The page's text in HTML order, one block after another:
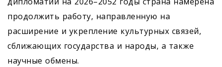
продолжить работу, направленную на
расширение и укреп­ление культурных связей,
сближающих государства и народы, а также
научные обмены.